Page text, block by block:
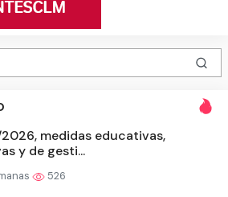
medidas educativas,
y de gesti...
526